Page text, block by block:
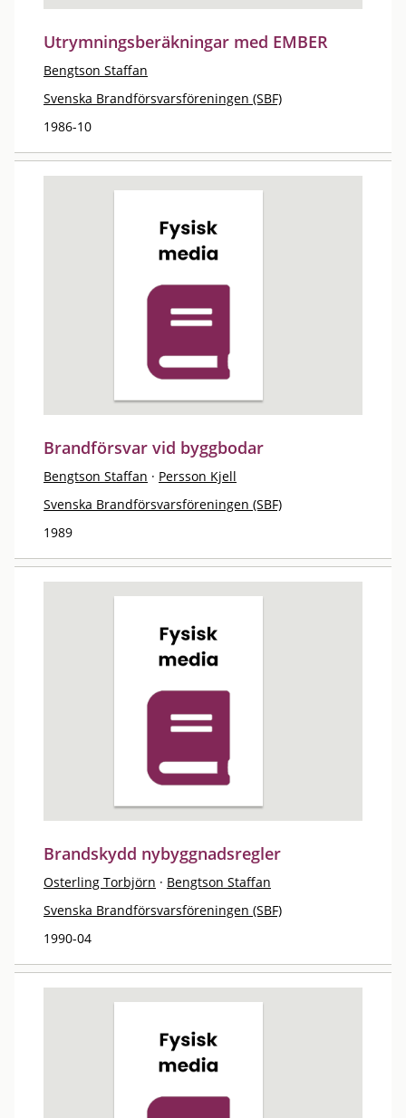
Utrymningsberäkningar med EMBER
Bengtson Staffan
Svenska Brandförsvarsföreningen (SBF)
1986-10
Brandförsvar vid byggbodar
Bengtson Staffan · Persson Kjell
Svenska Brandförsvarsföreningen (SBF)
1989
Brandskydd nybyggnadsregler
Osterling Torbjörn · Bengtson Staffan
Svenska Brandförsvarsföreningen (SBF)
1990-04